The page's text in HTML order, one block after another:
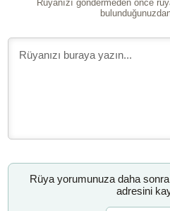
Rüyanızı göndermeden önce
Rüya yorumunuza daha
adresini